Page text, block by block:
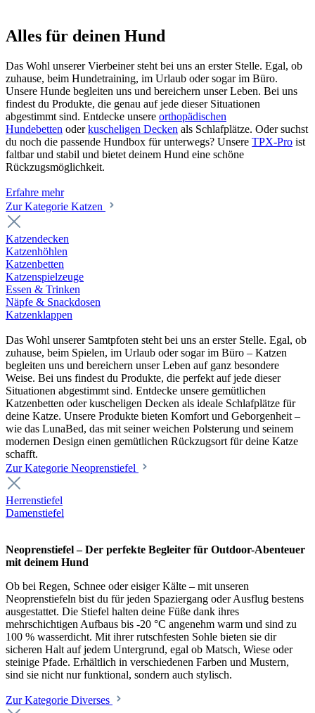
Alles für deinen Hund
Das Wohl unserer Vierbeiner steht bei uns an erster Stelle. Egal, ob
zuhause, beim Hundetraining, im Urlaub oder sogar im Büro.
Unsere Hunde begleiten uns und bereichern unser Leben. Bei uns
findest du Produkte, die genau auf jede dieser Situationen
abgestimmt sind. Entdecke unsere orthopädischen
Hundebetten oderkuscheligen Decken als Schlafplätze. Oder suchst
du noch die passende Hundbox für unterwegs? Unsere TPX-Pro ist
faltbar und stabil und bietet deinem Hund eine schöne
Rückzugsmöglichkeit.
Erfahre mehr
Zur Kategorie Katzen
Katzendecken
Katzenhöhlen
Katzenbetten
Katzenspielzeuge
Essen & Trinken
Näpfe & Snackdosen
Katzenklappen
Das Wohl unserer Samtpfoten steht bei uns an erster Stelle. Egal, ob
zuhause, beim Spielen, im Urlaub oder sogar im Büro – Katzen
begleiten uns und bereichern unser Leben auf ganz besondere
Weise. Bei uns findest du Produkte, die perfekt auf jede dieser
Situationen abgestimmt sind. Entdecke unsere gemütlichen
Katzenbetten oder kuscheligen Decken als ideale Schlafplätze für
deine Katze. Unsere Produkte bieten Komfort und Geborgenheit –
wie das LunaBed, das mit seiner weichen Polsterung und seinem
modernen Design einen gemütlichen Rückzugsort für deine Katze
schafft.
Zur Kategorie Neoprenstiefel
Herrenstiefel
Damenstiefel
Neoprenstiefel – Der perfekte Begleiter für Outdoor-Abenteuer
mit deinem Hund
Ob bei Regen, Schnee oder eisiger Kälte – mit unseren
Neoprenstiefeln bist du für jeden Spaziergang oder Ausflug bestens
ausgestattet. Die Stiefel halten deine Füße dank ihres
mehrschichtigen Aufbaus bis -20 °C angenehm warm und sind zu
100 % wasserdicht. Mit ihrer rutschfesten Sohle bieten sie dir
sicheren Halt auf jedem Untergrund, egal ob Matsch, Wiese oder
steinige Pfade. Erhältlich in verschiedenen Farben und Mustern,
sind sie nicht nur funktional, sondern auch stylisch.
Zur Kategorie Diverses